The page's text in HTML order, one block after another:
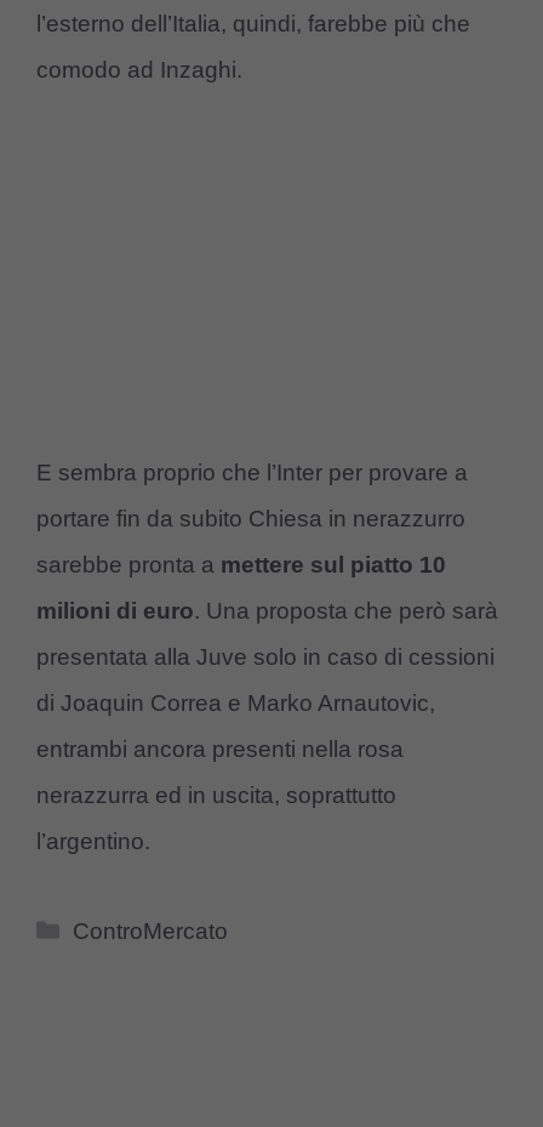
l’esterno dell’Italia, quindi, farebbe più che
comodo ad Inzaghi.
E sembra proprio che l’Inter per provare a
portare fin da subito Chiesa in nerazzurro
sarebbe pronta a mettere sul piatto 10
milioni di euro. Una proposta che però sarà
presentata alla Juve solo in caso di cessioni
di Joaquin Correa e Marko Arnautovic,
entrambi ancora presenti nella rosa
nerazzurra ed in uscita, soprattutto
l’argentino.
Categorie
ControMercato